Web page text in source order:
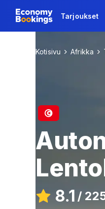
Tarjoukset
Kotisivu Afrikka
8.1 /